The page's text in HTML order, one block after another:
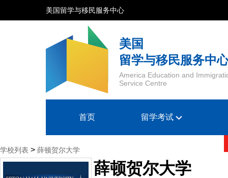
美国留学与移民服务中心
美国
留学与移民服务中
America Education and
Service Centre
首页 留学考试
学校列表 > 薛顿贺尔大学
薛顿贺尔大学